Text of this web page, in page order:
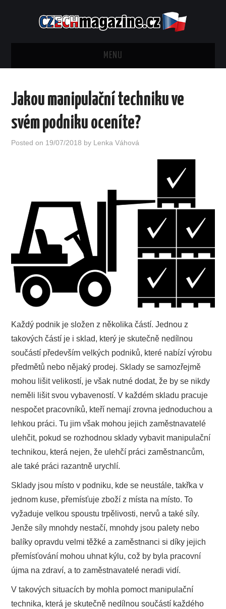
MENU
BYDLENÍ
FINANCE
ZDRAVÍ
SPORT
ZAJÍMAVOSTI
O NÁS
Jakou manipulační techniku ve
svém podniku oceníte?
Posted on 19/07/2018 by Lenka Váhová
Každý podnik je složen z několika částí. Jednou z
takových částí je i sklad, který je skutečně nedílnou
součástí především velkých podniků, které nabízí výrobu
předmětů nebo nějaký prodej. Sklady se samozřejmě
mohou lišit velikostí, je však nutné dodat, že by se nikdy
neměli lišit svou vybaveností. V každém skladu pracuje
nespočet pracovníků, kteří nemají zrovna jednoduchou a
lehkou práci. Tu jim však mohou jejich zaměstnavatelé
ulehčit, pokud se rozhodnou sklady vybavit manipulační
technikou, která nejen, že ulehčí práci zaměstnancům,
ale také práci razantně urychlí.
Sklady jsou místo v podniku, kde se neustále, takřka v
jednom kuse, přemísťuje zboží z místa na místo. To
vyžaduje velkou spoustu trpělivosti, nervů a také síly.
Jenže síly mnohdy nestačí, mnohdy jsou palety nebo
balíky opravdu velmi těžké a zaměstnanci si díky jejich
přemísťování mohou uhnat kýlu, což by byla pracovní
újma na zdraví, a to zaměstnavatelé neradi vidí.
V takových situacích by mohla pomoct manipulační
technika, která je skutečně nedílnou součástí každého